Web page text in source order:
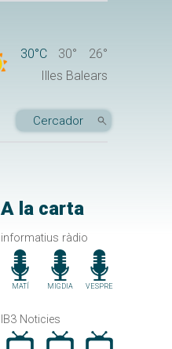
30°C 30°
26°
Illes Balears
A la carta
informatius ràdio
MATÍ MIGDIA VESPRE
IB3 Noticies